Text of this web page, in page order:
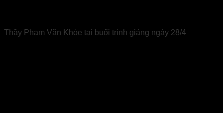
Thầy Phạm Văn Khỏe tại buổi trình giảng ngày 28/4